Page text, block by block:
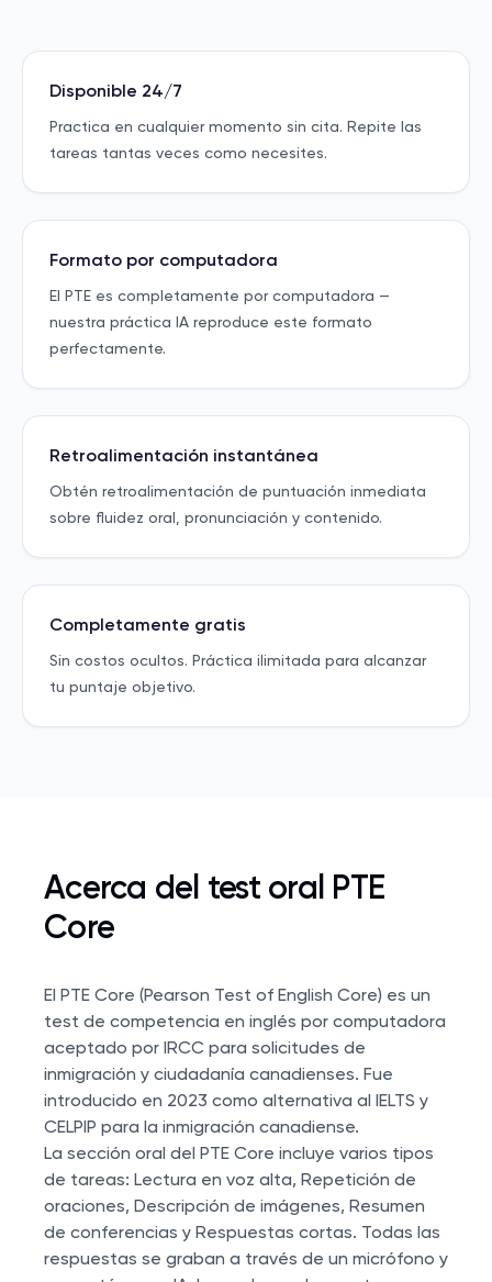
Disponible 24/7
Practica en cualquier momento sin cita. Repite las
tareas tantas veces como necesites.
Formato por computadora
El PTE es completamente por computadora —
nuestra práctica IA reproduce este formato
perfectamente.
Retroalimentación instantánea
Obtén retroalimentación de puntuación inmediata
sobre fluidez oral, pronunciación y contenido.
Completamente gratis
Sin costos ocultos. Práctica ilimitada para alcanzar
tu puntaje objetivo.
Acerca del test oral PTE
Core
El PTE Core (Pearson Test of English Core) es un
test de competencia en inglés por computadora
aceptado por IRCC para solicitudes de
inmigración y ciudadanía canadienses. Fue
introducido en 2023 como alternativa al IELTS y
CELPIP para la inmigración canadiense.
La sección oral del PTE Core incluye varios tipos
de tareas: Lectura en voz alta, Repetición de
oraciones, Descripción de imágenes, Resumen
de conferencias y Respuestas cortas. Todas las
respuestas se graban a través de un micrófono y